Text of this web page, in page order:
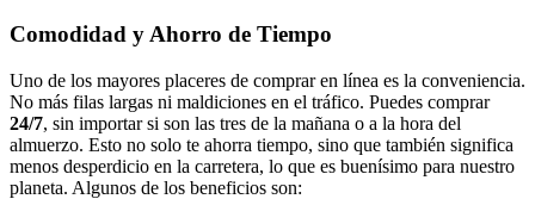
Comodidad y Ahorro de Tiempo
Uno de los mayores placeres de comprar en línea es la conveniencia.
No más filas largas ni maldiciones en el tráfico. Puedes comprar
24/7, sin importar si son las tres de la mañana o a la hora del
almuerzo. Esto no solo te ahorra tiempo, sino que también significa
menos desperdicio en la carretera, lo que es buenísimo para nuestro
planeta. Algunos de los beneficios son: